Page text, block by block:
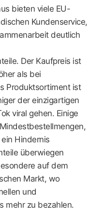
bieten viele EU-
Kundenservice,
deutlich
Der Kaufpreis ist
als bei
Produktsortiment ist
der einzigartigen
viral gehen. Einige
Hindernis
überwiegen
auf dem
Markt, wo
und
mehr zu bezahlen.